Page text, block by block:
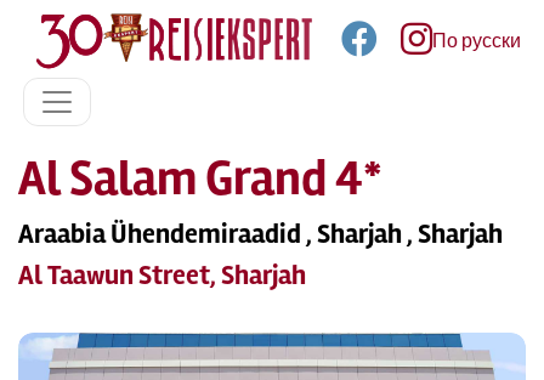
По русски
Al Salam Grand 4*
Araabia Ühendemiraadid , Sharjah , Sharjah
Al Taawun Street, Sharjah